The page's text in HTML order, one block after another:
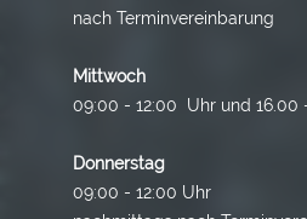
nach Terminvereinbarung
Mittwoch
09:00 - 12:00 Uhr und 16.00
Donnerstag
09:00 - 12:00 Uhr